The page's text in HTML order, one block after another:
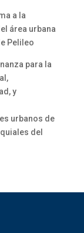
a la
área urbana
Pelileo
para la
y
urbanos de
del